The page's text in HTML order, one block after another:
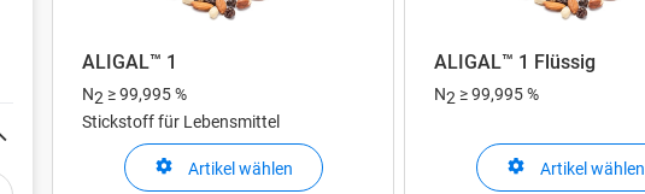
ALIGAL™ 1
N2 ≥ 99,995 %
Stickstoff für Lebensmittel
Artikel wählen
ALIGAL™ 1 Flüssig
N2 ≥ 99,995 %
Artikel wählen